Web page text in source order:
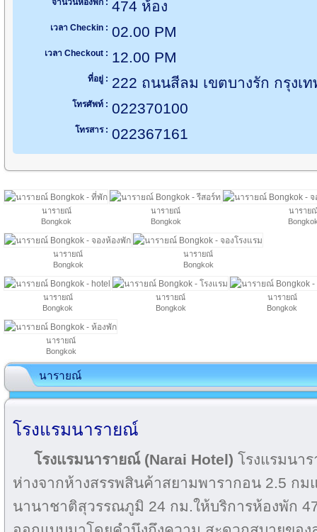
จำนวนห้องพัก : 474 ห้อง
เวลา Checkin : 02.00 PM
เวลา Checkout : 12.00 PM
ที่อยู่ : 222 ถนนสีลม เขตบางรัก กรุงเ
โทรศัพท์ : 022370100
โทรสาร : 022367161
นารายณ์
Bongkok
นารายณ์
Bongkok
นาราย
นารายณ์
Bongkok
นารายณ์
Bongkok
นารายณ์
Bongkok
นารายณ์
Bongkok
นารายณ์
Bongkok
นารายณ์
Bongkok
นารายณ์
โรงแรมนารายณ์
โรงแรมนารายณ์ (Narai Hotel) โรงแรมนา
ห่างจากห้างสรรพสินค้าสยามพารากอน 2.5 ก
นานาชาติสุวรรณภูมิ 24 กม.ให้บริการห้องพัก